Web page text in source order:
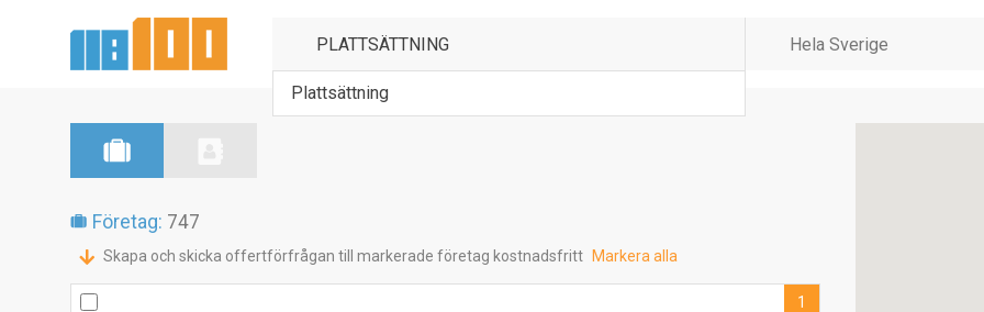
Plattsättning
Företag: 747
Skapa och skicka offertförfrågan till markerade företag kostnadsfritt Markera alla
1